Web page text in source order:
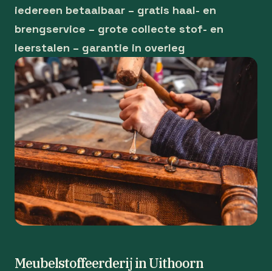
iedereen betaalbaar – gratis haal- en
brengservice – grote collecte stof- en
leerstalen – garantie in overleg
Meubelstoffeerderij in Uithoorn